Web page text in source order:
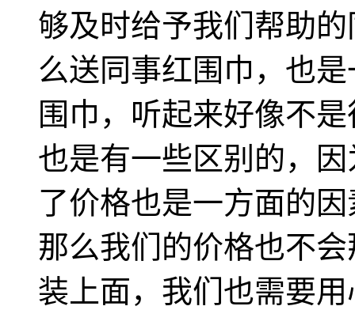
够及时给予我们帮助
么送同事红围巾，也
围巾，听起来好像不
也是有一些区别的，
了价格也是一方面的
那么我们的价格也不
装上面，我们也需要